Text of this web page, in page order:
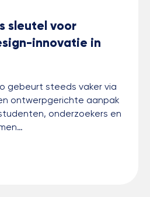
sleutel voor
innovatie in
gebeurt steeds vaker via
ontwerpgerichte aanpak
onderzoekers en